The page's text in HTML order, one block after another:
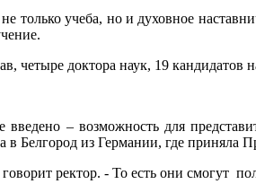
только учеба, но и духовное
доктора наук, 19 кандидатов
– возможность для
из Германии, где приняла
ректор. - То есть они смогут